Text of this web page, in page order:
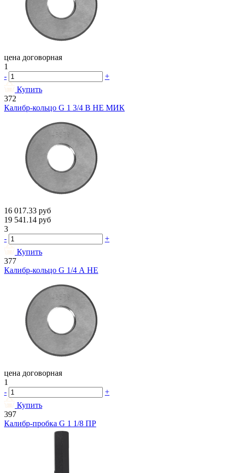
цена договорная
1
-
+
Купить
372
Калибр-кольцо G 1 3/4 В НЕ МИК
16 017.33 руб
19 541.14 руб
3
-
+
Купить
377
Калибр-кольцо G 1/4 А НЕ
цена договорная
1
-
+
Купить
397
Калибр-пробка G 1 1/8 ПР